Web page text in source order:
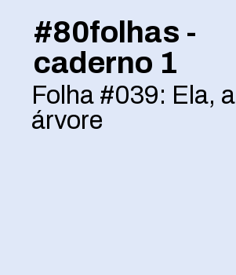
#80folhas -
caderno 1
Folha #039: Ela, a
árvore